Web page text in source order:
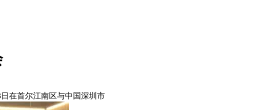
在首尔江南区与中国深圳市